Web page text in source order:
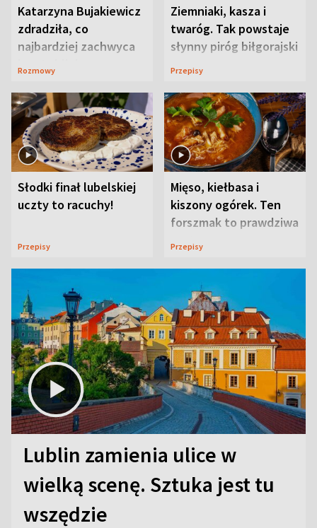
Katarzyna Bujakiewicz
zdradziła, co
najbardziej zachwyca
ją w Lublinie
Rozmowy
Ziemniaki, kasza i
twaróg. Tak powstaje
słynny piróg biłgorajski
Przepisy
Słodki finał lubelskiej
uczty to racuchy!
Przepisy
Mięso, kiełbasa i
kiszony ogórek. Ten
forszmak to prawdziwa
uczta
Przepisy
Lublin zamienia ulice w
wielką scenę. Sztuka jest tu
wszędzie